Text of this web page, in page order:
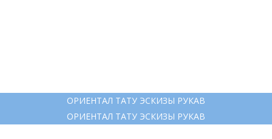
ОРИЕНТАЛ ТАТУ ЭСКИЗЫ РУКАВ
ОРИЕНТАЛ ТАТУ ЭСКИЗЫ РУКАВ